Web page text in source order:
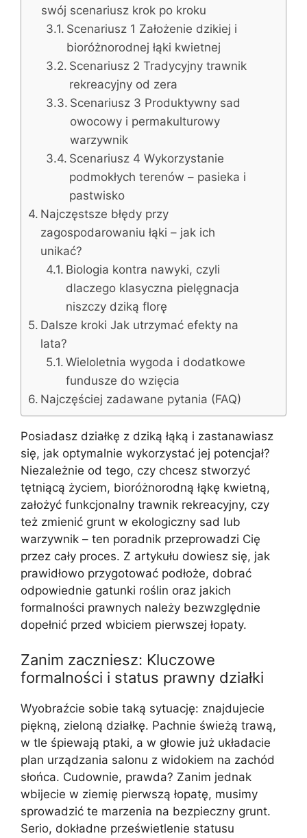
swój scenariusz krok po kroku
Scenariusz 1 Założenie dzikiej i
bioróżnorodnej łąki kwietnej
Scenariusz 2 Tradycyjny trawnik
rekreacyjny od zera
Scenariusz 3 Produktywny sad
owocowy i permakulturowy
warzywnik
Scenariusz 4 Wykorzystanie
podmokłych terenów – pasieka i
pastwisko
Najczęstsze błędy przy
zagospodarowaniu łąki – jak ich
unikać?
Biologia kontra nawyki, czyli
dlaczego klasyczna pielęgnacja
niszczy dziką florę
Dalsze kroki Jak utrzymać efekty na
lata?
Wieloletnia wygoda i dodatkowe
fundusze do wzięcia
Najczęściej zadawane pytania (FAQ)
Posiadasz działkę z dziką łąką i zastanawiasz
się, jak optymalnie wykorzystać jej potencjał?
Niezależnie od tego, czy chcesz stworzyć
tętniącą życiem, bioróżnorodną łąkę kwietną,
założyć funkcjonalny trawnik rekreacyjny, czy
też zmienić grunt w ekologiczny sad lub
warzywnik – ten poradnik przeprowadzi Cię
przez cały proces. Z artykułu dowiesz się, jak
prawidłowo przygotować podłoże, dobrać
odpowiednie gatunki roślin oraz jakich
formalności prawnych należy bezwzględnie
dopełnić przed wbiciem pierwszej łopaty.
Zanim zaczniesz: Kluczowe
formalności i status prawny działki
Wyobraźcie sobie taką sytuację: znajdujecie
piękną, zieloną działkę. Pachnie świeżą trawą,
w tle śpiewają ptaki, a w głowie już układacie
plan urządzania salonu z widokiem na zachód
słońca. Cudownie, prawda? Zanim jednak
wbijecie w ziemię pierwszą łopatę, musimy
sprowadzić te marzenia na bezpieczny grunt.
Serio, dokładne prześwietlenie statusu